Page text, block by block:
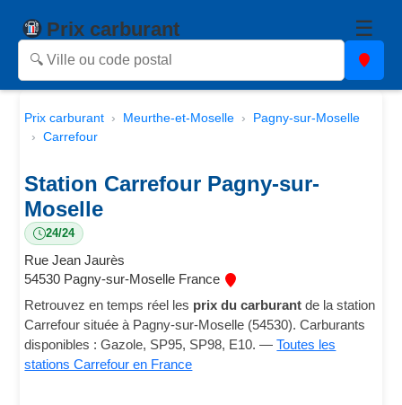
Prix carburant ☰
Prix carburant Meurthe-et-Moselle
Pagny-sur-Moselle
Carrefour
Station Carrefour Pagny-sur-
Moselle
24/24
Rue Jean Jaurès
54530 Pagny-sur-Moselle France
Retrouvez en temps réel les prix du carburant de la station
Carrefour située à Pagny-sur-Moselle (54530). Carburants
disponibles : Gazole, SP95, SP98, E10. —Toutes les
stations Carrefour en France